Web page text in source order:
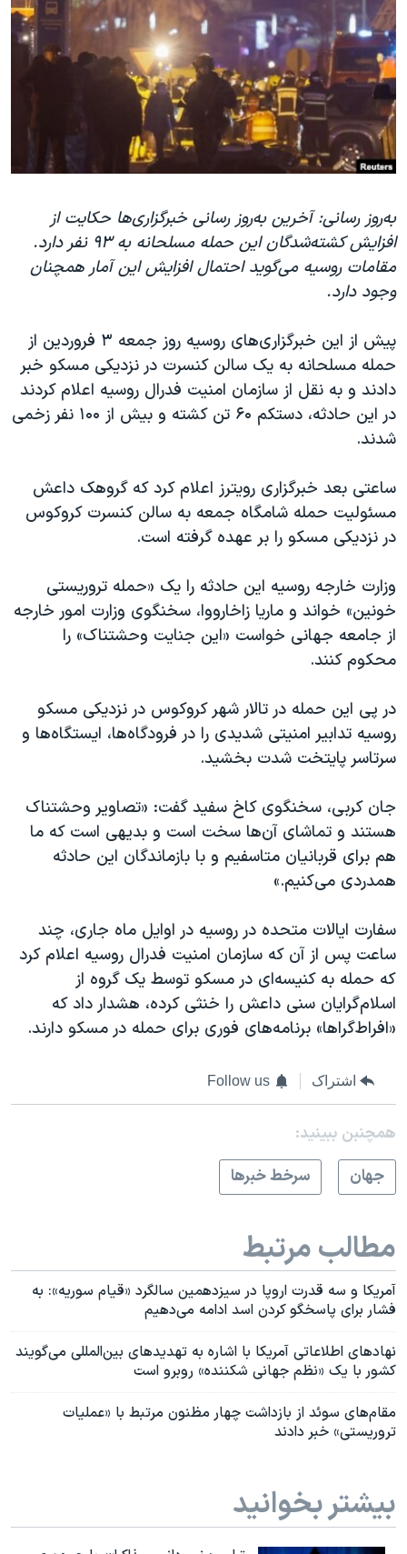
فرهنگ و زندگی
حقوق شهروندی
اقتصادی
علم و فناوری
اسرائیل در جنگ
آرشیو پخش زنده
مستندها
انتخابات ریاست جمهوری آمریکا ۲۰۲۴
حمله جمهوری اسلامی به اسرائیل
رمز مهسا
ورزش زنان در ایران
مجموعه مستندهای دادخواهی
تریبونال مردمی آبان ۹۸
دادگاه حمید نوری
قانون شفافیت دارائی کادر رهبری ایران
اعتراضات مردمی آبان ۹۸
اسرائیل در جنگ
نرگس محمدی برنده جایزه نوبل صلح
صفحه‌های ویژه
سفر پرزیدنت ترامپ به چین
دنبال کنید
زبانهای مختلف
به‌روز رسانی: آخرین به‌روز رسانی خبرگزاری‌ها حکایت از
افزایش کشته‌شدگان این حمله مسلحانه به ۹۳ نفر دارد.
مقامات روسیه می‌گوید احتمال افزایش این آمار همچنان
وجود دارد.
پیش از این خبرگزاری‌های روسیه روز جمعه ۳ فروردین از
حمله مسلحانه به یک سالن کنسرت در نزدیکی مسکو خبر
دادند و به نقل از سازمان امنیت فدرال روسیه اعلام کردند
در این حادثه، دستکم ۶۰ تن کشته و بیش از ۱۰۰ نفر زخمی
شدند.
ساعتی بعد خبرگزاری رویترز اعلام کرد که گروهک داعش
مسئولیت حمله شامگاه جمعه به سالن کنسرت کروکوس
در نزدیکی مسکو را بر عهده گرفته است.
وزارت خارجه روسیه این حادثه را یک «حمله تروریستی
خونین» خواند و ماریا زاخارووا، سخنگوی وزارت امور خارجه
از جامعه جهانی خواست «این جنایت وحشتناک» را
محکوم کنند.
در پی این حمله در تالار شهر کروکوس در نزدیکی مسکو
روسیه تدابیر امنیتی شدیدی را در فرودگاه‌ها، ایستگاه‌ها و
سرتاسر پایتخت شدت بخشید.
جان کربی، سخنگوی کاخ سفید گفت: «تصاویر وحشتناک
هستند و تماشای آن‌ها سخت است و بدیهی است که ما
هم برای قربانیان متاسفیم و با بازماندگان این حادثه
همدردی می‌کنیم.»
سفارت ایالات متحده در روسیه در اوایل ماه جاری، چند
ساعت پس از آن که سازمان امنیت فدرال روسیه اعلام کرد
که حمله به کنیسه‌ای در مسکو توسط یک گروه از
اسلام‌گرایان سنی داعش را خنثی کرده، هشدار داد که
«افراط‌گراها» برنامه‌های فوری برای حمله در مسکو دارند.
اشتراک Follow us
همچنبن ببینید:
جهان
سرخط خبرها
مطالب مرتبط
آمریکا و سه قدرت‌ اروپا در سیزدهمین سالگرد «قیام سوریه»: به
فشار برای پاسخگو کردن اسد ادامه می‌دهیم
نهادهای اطلاعاتی آمریکا با اشاره به تهدیدهای بین‌المللی می‌گویند
کشور با یک «نظم جهانی شکننده» روبرو است
مقام‌های سوئد از بازداشت چهار مظنون مرتبط با «عملیات
تروریستی» خبر دادند
بیشتر بخوانید